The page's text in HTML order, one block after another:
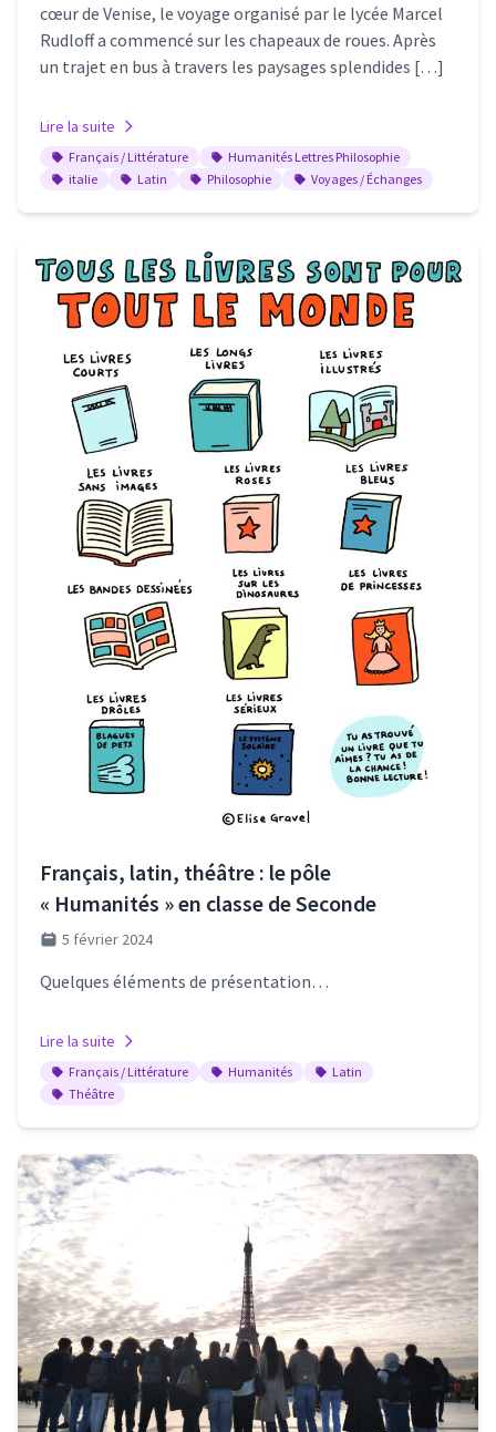
cœur de Venise, le voyage organisé par le lycée Marcel
Rudloff a commencé sur les chapeaux de roues. Après
un trajet en bus à travers les paysages splendides […]
Lire la suite
Français / Littérature
Humanités Lettres Philosophie
italie
Latin Philosophie Voyages / Échanges
Français, latin, théâtre : le pôle
« Humanités » en classe de Seconde
5 février 2024
Quelques éléments de présentation…
Lire la suite
Français / Littérature Humanités
Latin
Théâtre